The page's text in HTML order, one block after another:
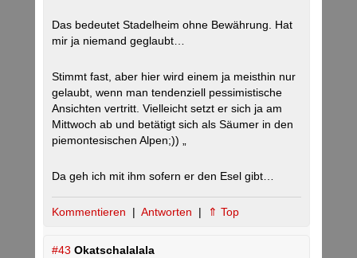
Das bedeutet Stadelheim ohne Bewährung. Hat
mir ja niemand geglaubt…
Stimmt fast, aber hier wird einem ja meisthin nur
gelaubt, wenn man tendenziell pessimistische
Ansichten vertritt. Vielleicht setzt er sich ja am
Mittwoch ab und betätigt sich als Säumer in den
piemontesischen Alpen;)) „
Da geh ich mit ihm sofern er den Esel gibt…
Kommentieren | Antworten | ⇑ Top
#43 Okatschalalala